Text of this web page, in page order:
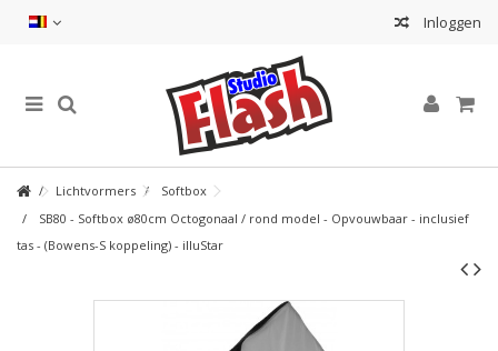
Inloggen
Lichtvormers
Softbox
SB80 - Softbox ø80cm Octogonaal / rond model - Opvouwbaar - inclusief
tas - (Bowens-S koppeling) - illuStar